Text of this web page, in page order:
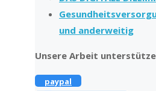
und anderweitig
Unsere Arbeit
paypal